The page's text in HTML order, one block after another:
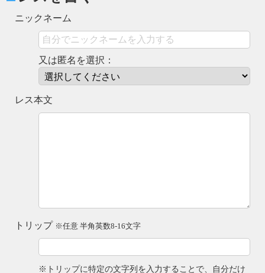
ニックネーム
又は匿名を選択：
レス本文
トリップ ※任意 半角英数8-16文字
※トリップに特定の文字列を入力することで、自分だけ